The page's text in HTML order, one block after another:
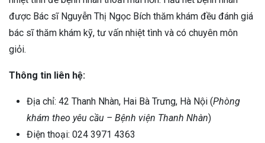
được Bác sĩ Nguyễn Thị Ngọc Bích thăm khám đều đánh giá
bác sĩ thăm khám kỹ, tư vấn nhiệt tình và có chuyên môn
giỏi.
Thông tin liên hệ:
Địa chỉ: 42 Thanh Nhàn, Hai Bà Trưng, Hà Nội (Phòng
khám theo yêu cầu – Bệnh viện Thanh Nhàn)
Điện thoại: 024 3971 4363